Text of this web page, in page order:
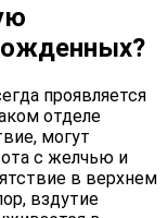
проявляется
отделе
могут
с желчью и
в верхнем
вздутие